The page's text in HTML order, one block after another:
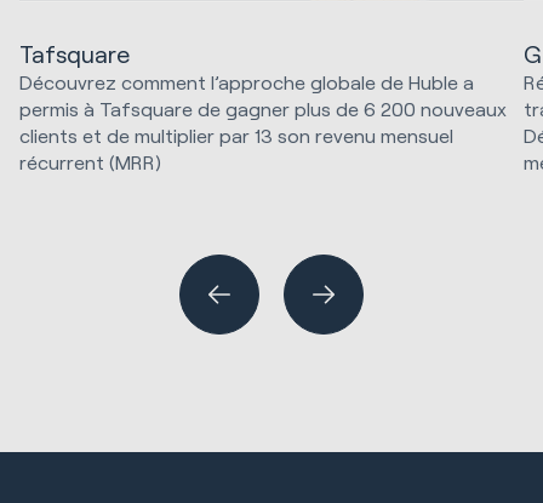
Tafsquare
Découvrez comment l’approche globale de Huble a
permis à Tafsquare de gagner plus de 6 200 nouveaux
clients et de multiplier par 13 son revenu mensuel
récurrent (MRR)